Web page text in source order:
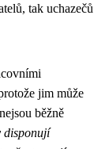
tak uchazečů
jim může
běžně
disponují